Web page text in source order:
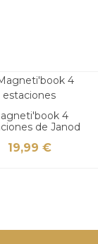
4
de Janod
19,99 €